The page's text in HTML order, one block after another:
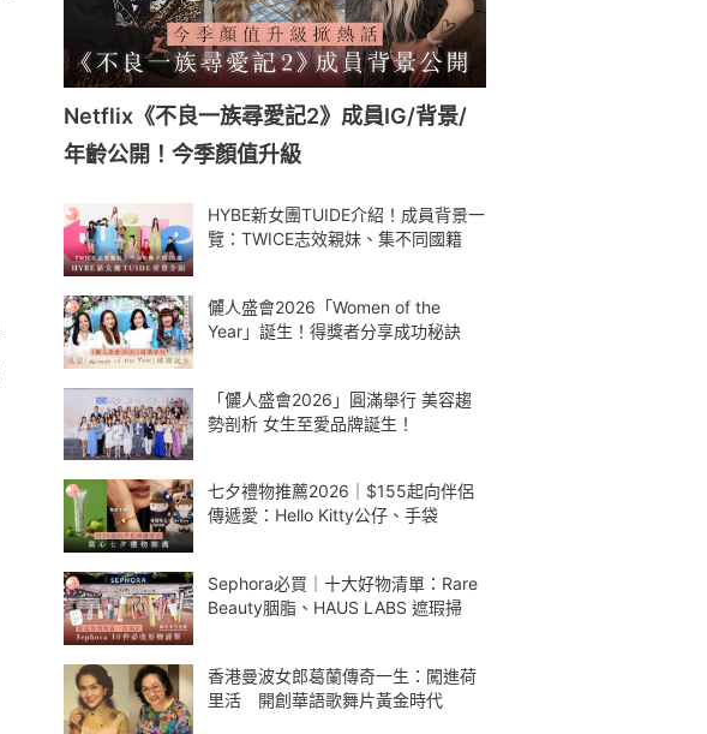
Netflix《不良一族尋愛記2》成員IG/背景/
年齡公開！今季顏值升級
HYBE新女團TUIDE介紹！成員背景一
覽：TWICE志效親妹、集不同國籍
儷人盛會2026「Women of the
Year」誕生！得獎者分享成功秘訣
「儷人盛會2026」圓滿舉行 美容趨
勢剖析 女生至愛品牌誕生！
七夕禮物推薦2026｜$155起向伴侶
傳遞愛：Hello Kitty公仔、手袋
Sephora必買｜十大好物清單：Rare
Beauty胭脂、HAUS LABS 遮瑕掃
香港曼波女郎葛蘭傳奇一生：闖進荷
里活 開創華語歌舞片黃金時代